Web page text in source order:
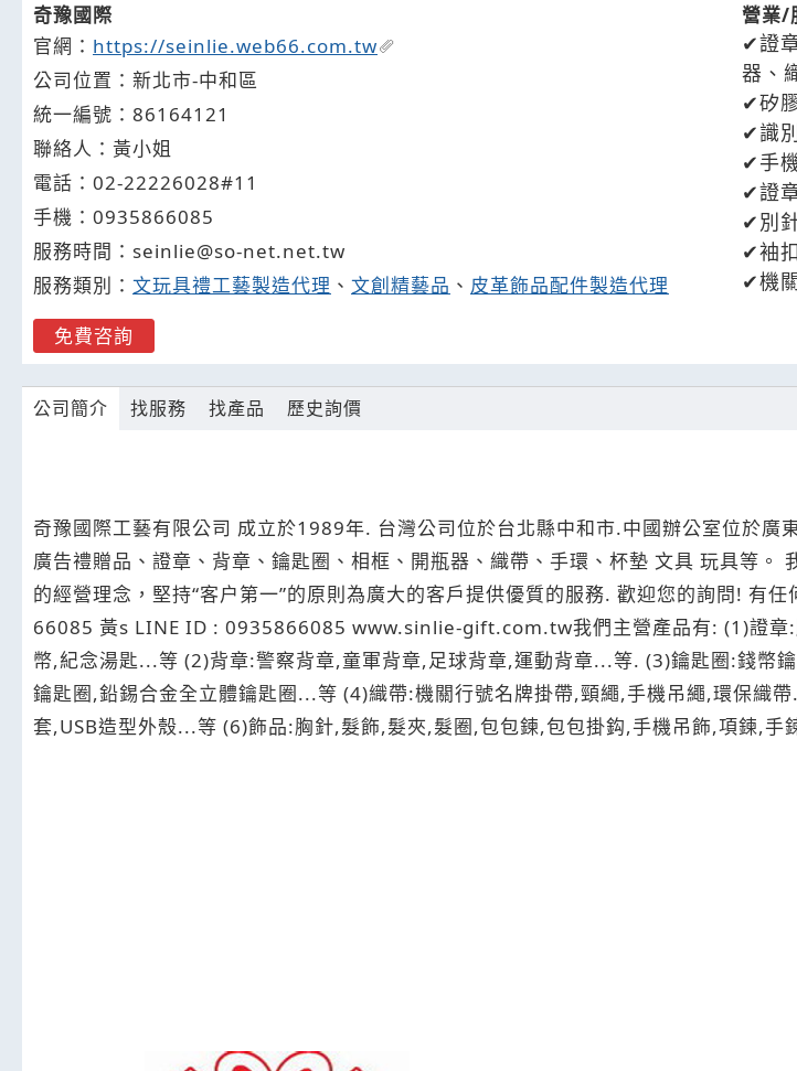
奇豫國際
官網： https://seinlie.web66.com.tw
公司位置：新北市-中和區
統一編號：86164121
聯絡人：黃小姐
電話： 02-22226028#11
手機： 0935866085
服務時間：seinlie@so-net.net.tw
服務類別： 文玩具禮工藝製造代理 、 文創精藝品 、 皮革飾品配件製造代理
免費咨詢
營業/
證
器、
矽
識
手
證
別
袖
機
公司簡介 找服務 找產品 歷史詢價
奇豫國際工藝有限公司 成立於1989年. 台灣公司位於台北縣中和市.中國辦公室位於廣東,東莞市. 其主要業務為一般進出口貿易. 主營禮品、贈品、工藝品、飾品、
廣告禮贈品、證章、背章、鑰匙圈、相框、開瓶器、織帶、手環、杯墊 文具 玩具等。
的經營理念，堅持“客户第一”的原則為廣大的客戶提供優質的服務. 歡迎您的詢問!
66085 黃s LINE ID : 0935866085 www.sinlie-gift.com.tw我們主營產品有: (1)證章
幣,紀念湯匙...等 (2)背章:警察背章,童軍背章,足球背章,運動背章...等. (3)鑰匙圈:錢幣
鑰匙圈,鉛錫合金全立體鑰匙圈...等 (4)織帶:機關行號名牌掛帶,頸繩,手機吊繩,環保織
套,USB造型外殼...等 (6)飾品:胸針,髮飾,髮夾,髮圈,包包鍊,包包掛鈎,手機吊飾,項鍊,手